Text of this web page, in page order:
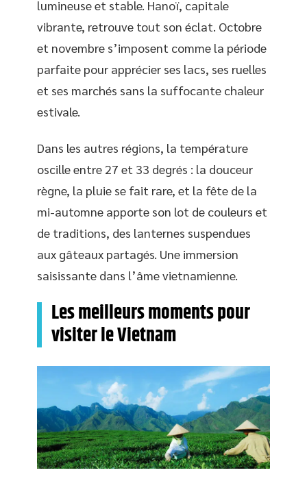
lumineuse et stable. Hanoï, capitale
vibrante, retrouve tout son éclat. Octobre
et novembre s’imposent comme la période
parfaite pour apprécier ses lacs, ses ruelles
et ses marchés sans la suffocante chaleur
estivale.
Dans les autres régions, la température
oscille entre 27 et 33 degrés : la douceur
règne, la pluie se fait rare, et la fête de la
mi-automne apporte son lot de couleurs et
de traditions, des lanternes suspendues
aux gâteaux partagés. Une immersion
saisissante dans l’âme vietnamienne.
Les meilleurs moments pour
visiter le Vietnam